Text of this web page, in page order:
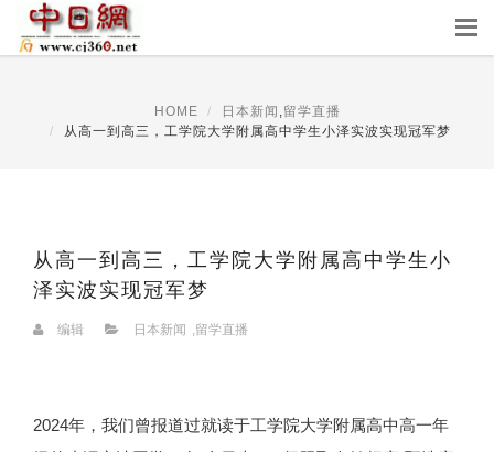
HOME 日本新闻 ,留学直播
从高一到高三，工学院大学附属高中学生小泽实波实现冠军梦
从高一到高三，工学院大学附属高中学生小
泽实波实现冠军梦
编辑 日本新闻 ,留学直播
2024年，我们曾报道过就读于工学院大学附属高中高一年